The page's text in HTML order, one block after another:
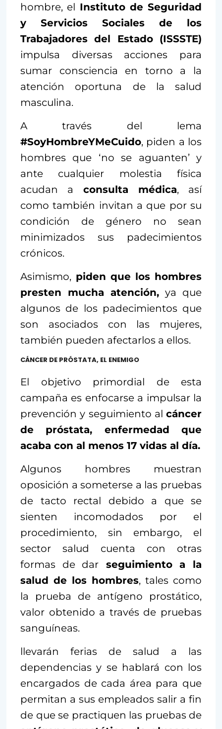
hombre, el Instituto de Seguridad
y Servicios Sociales de los
Trabajadores del Estado (ISSSTE)
impulsa diversas acciones para
sumar consciencia en torno a la
atención oportuna de la salud
masculina.
A través del lema
#SoyHombreYMeCuido, piden a los
hombres que ‘no se aguanten’ y
ante cualquier molestia física
acudan a consulta médica, así
como también invitan a que por su
condición de género no sean
minimizados sus padecimientos
crónicos.
Asimismo, piden que los hombres
presten mucha atención, ya que
algunos de los padecimientos que
son asociados con las mujeres,
también pueden afectarlos a ellos.
CÁNCER DE PRÓSTATA, EL ENEMIGO
El objetivo primordial de esta
campaña es enfocarse a impulsar la
prevención y seguimiento al cáncer
de próstata, enfermedad que
acaba con al menos 17 vidas al día.
Algunos hombres muestran
oposición a someterse a las pruebas
de tacto rectal debido a que se
sienten incomodados por el
procedimiento, sin embargo, el
sector salud cuenta con otras
formas de dar seguimiento a la
salud de los hombres, tales como
la prueba de antígeno prostático,
valor obtenido a través de pruebas
sanguíneas.
llevarán ferias de salud a las
dependencias y se hablará con los
encargados de cada área para que
permitan a sus empleados salir a fin
de que se practiquen las pruebas de